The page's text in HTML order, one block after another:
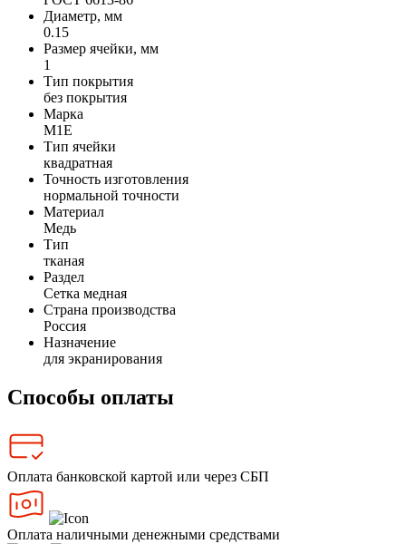
Диаметр, мм
0.15
Размер ячейки, мм
1
Тип покрытия
без покрытия
Марка
М1Е
Тип ячейки
квадратная
Точность изготовления
нормальной точности
Материал
Медь
Тип
тканая
Раздел
Сетка медная
Страна производства
Россия
Назначение
для экранирования
Способы оплаты
Оплата банковской картой или через СБП
Оплата наличными денежными средствами